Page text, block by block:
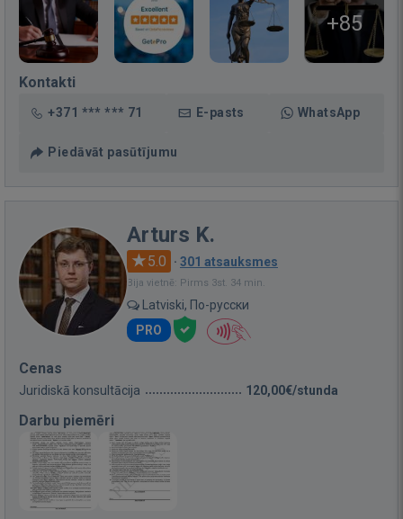
+85
Kontakti
+371 *** *** 71 E-pasts WhatsApp
Piedāvāt pasūtījumu
Arturs K.
5.0 · 301 atsauksmes
Bija vietnē: Pirms 3st. 34 min.
Latviski, По-русски
PRO
Cenas
Juridiskā konsultācija 120,00€/stunda
Darbu piemēri